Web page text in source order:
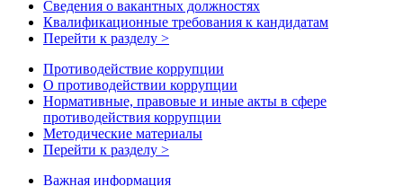
Сведения о вакантных должностях
Квалификационные требования к кандидатам
Перейти к разделу >
Противодействие коррупции
О противодействии коррупции
Нормативные, правовые и иные акты в сфере
противодействия коррупции
Методические материалы
Перейти к разделу >
Важная информация